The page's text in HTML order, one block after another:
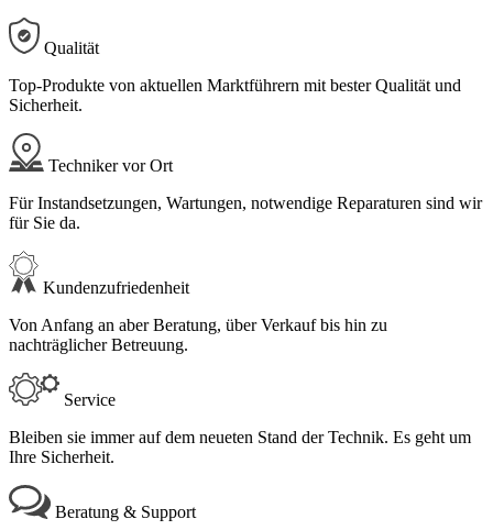
Qualität
Top-Produkte von aktuellen Marktführern mit bester Qualität und
Sicherheit.
Techniker vor Ort
Für Instandsetzungen, Wartungen, notwendige Reparaturen sind wir
für Sie da.
Kundenzufriedenheit
Von Anfang an aber Beratung, über Verkauf bis hin zu
nachträglicher Betreuung.
Service
Bleiben sie immer auf dem neueten Stand der Technik. Es geht um
Ihre Sicherheit.
Beratung & Support